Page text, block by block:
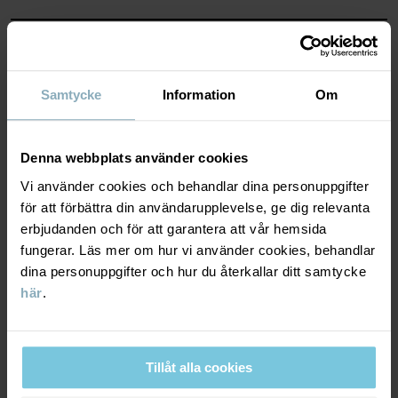
Samtycke Information Om
Denna webbplats använder cookies
Vi använder cookies och behandlar dina personuppgifter
för att förbättra din användarupplevelse, ge dig relevanta
erbjudanden och för att garantera att vår hemsida
fungerar. Läs mer om hur vi använder cookies, behandlar
dina personuppgifter och hur du återkallar ditt samtycke
här.
Tillåt alla cookies
Material
100% Cotton Organic
Skötselråd
TVÄTT
60°C maskintvätt varm
Torktumling på medelhög värme
Strykning hög temperatur
HÅLLBARHET
LEVERANS & RETUR
Leverans & retur
Leverans
kassan visas de tillgängliga leveransalternativ baserat på vilket
DU KANSKE OCKSÅ GILLAR